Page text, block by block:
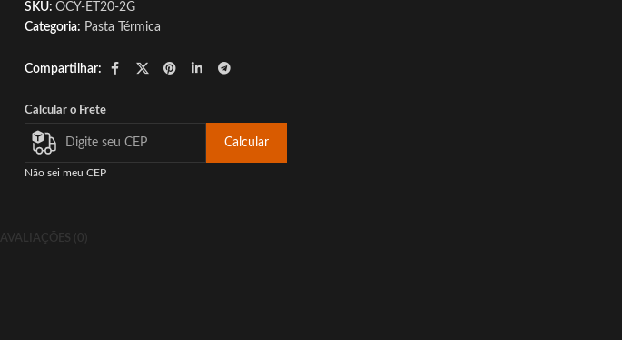
SKU: OCY-ET20-2G
Categoria: Pasta Térmica
Compartilhar:
Calcular o Frete
Calcular
Não sei meu CEP
AVALIAÇÕES (0)